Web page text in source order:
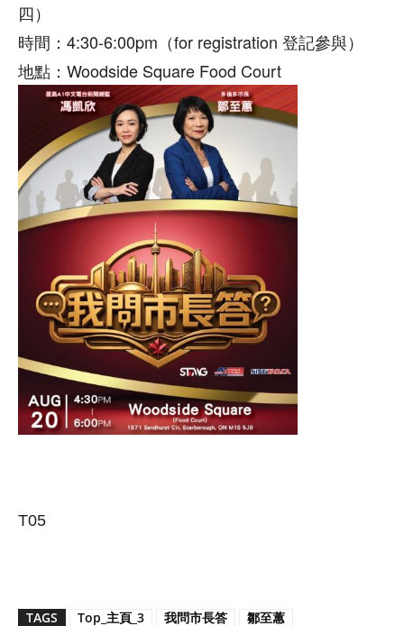
四）
時間：4:30-6:00pm（for registration 登記參與）
地點：Woodside Square Food Court
T05
TAGS Top_主頁_3 我問市長答 鄒至蕙